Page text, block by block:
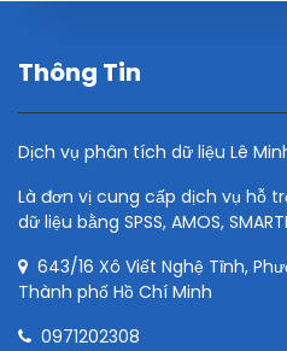
Thông Tin
Dịch vụ phân tích dữ liệu Lê
Là đơn vị cung cấp dịch vụ hỗ
dữ liệu bằng SPSS, AMOS,
643/16 Xô Viết Nghệ Tĩnh,
Thành phố Hồ Chí Minh
0971202308